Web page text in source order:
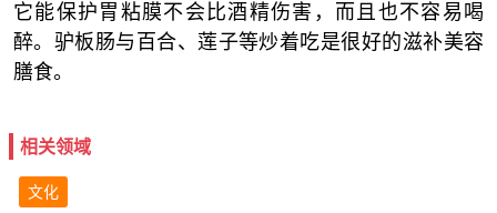
它能保护胃粘膜不会比酒精伤害，而且也不容易喝
醉。驴板肠与百合、莲子等炒着吃是很好的滋补美容
膳食。
相关领域
文化